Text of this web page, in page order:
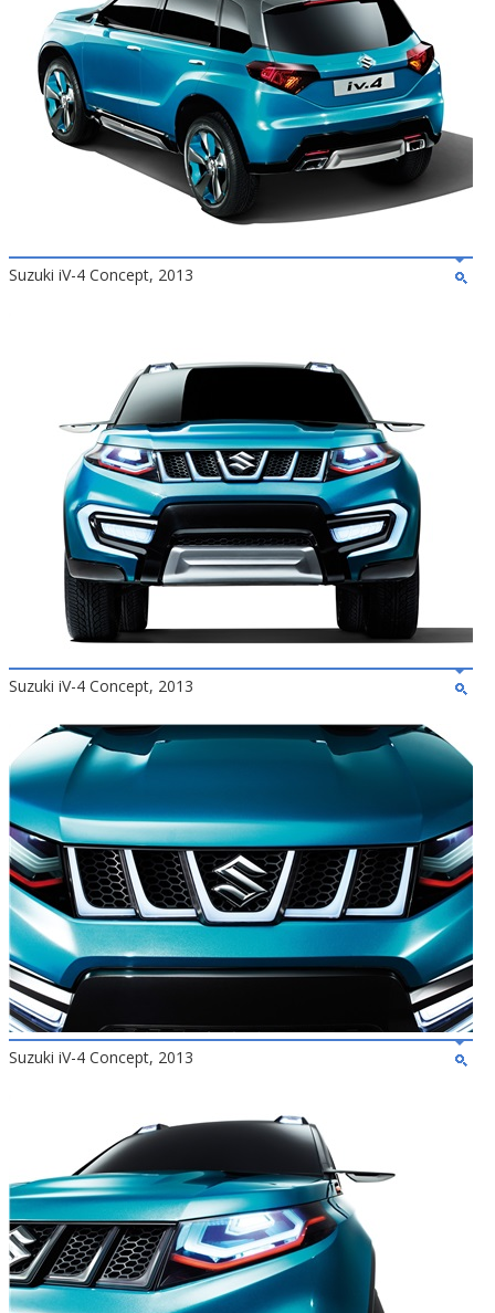
Suzuki iV-4 Concept, 2013
Suzuki iV-4 Concept, 2013
Suzuki iV-4 Concept, 2013